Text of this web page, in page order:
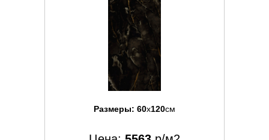
Размеры: 60x120см